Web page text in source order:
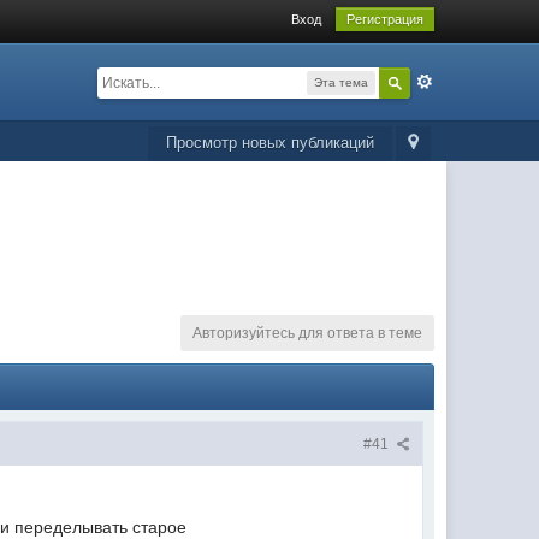
Вход Регистрация
Эта тема
Просмотр новых публикаций
Авторизуйтесь для ответа в теме
#41
переделывать старое